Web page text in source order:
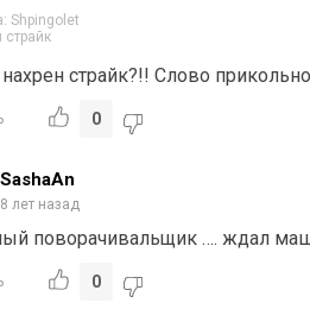
Shpingolet
страйк
нахрен страйк?!! Слово
0
SashaAn
8 лет назад
поворачивальщик …. ждал
0